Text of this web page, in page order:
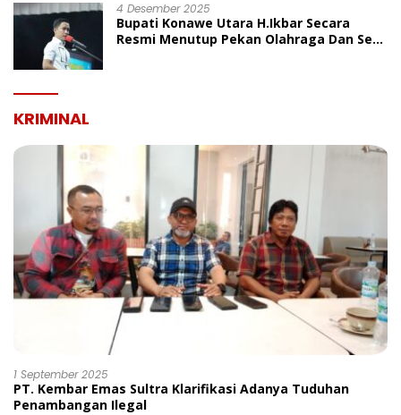
4 Desember 2025
Bupati Konawe Utara H.Ikbar Secara
Resmi Menutup Pekan Olahraga Dan Seni
KRIMINAL
1 September 2025
PT. Kembar Emas Sultra Klarifikasi Adanya Tuduhan
Penambangan Ilegal